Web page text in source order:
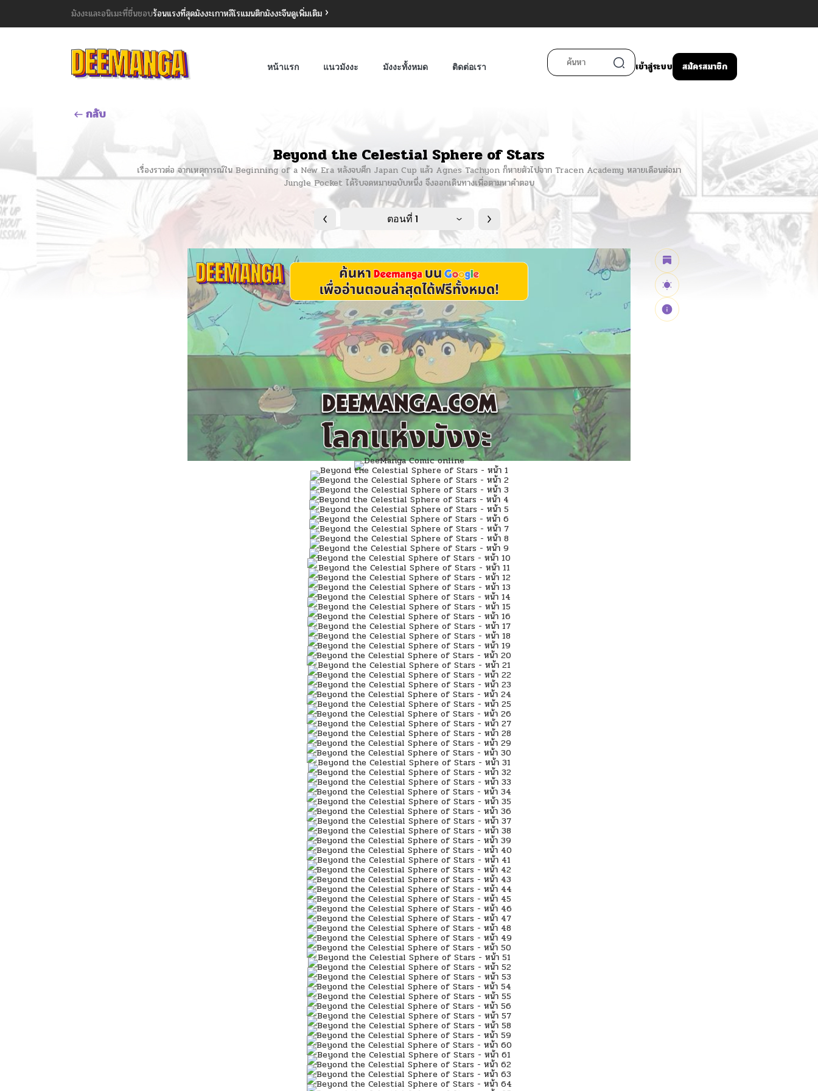
มังงะและอนิเมะที่ชื่นชอบร้อนแรงที่สุดมังงะเกาหลีโรแมนติกมังงะจีนดูเพิ่มเติม
หน้าแรก แนวมังงะ มังงะทั้งหมด ติดต่อเรา เข้าสู่ระบบ สมัครสมาชิก
กลับ
Beyond the Celestial Sphere of Stars
เรื่องราวต่อ จากเหตุการณ์ใน Beginning of a New Era หลังจบศึก Japan Cup แล้ว Agnes Tachyon ก็หายตัวไปจาก Tracen Academy หลายเดือนต่อมา
Jungle Pocket ได้รับจดหมายฉบับหนึ่ง จึงออกเดินทางเพื่อตามหาคำตอบ
ตอนที่ 1